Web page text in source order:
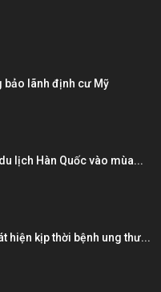
bảo lãnh định cư Mỹ
lịch Hàn Quốc vào mùa...
hiện kịp thời bệnh ung thư...